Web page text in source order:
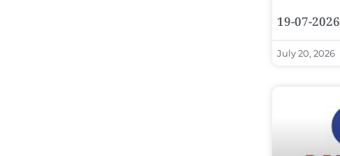
19-07-2026
July 20, 2026